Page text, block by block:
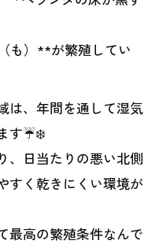
も）**が繁殖してい
は、年間を通して湿気
す☔❄️
、日当たりの悪い北側
すく乾きにくい環境が
最高の繁殖条件なんで